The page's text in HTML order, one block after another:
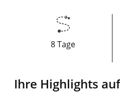
8 Tage
Ihre Highlights